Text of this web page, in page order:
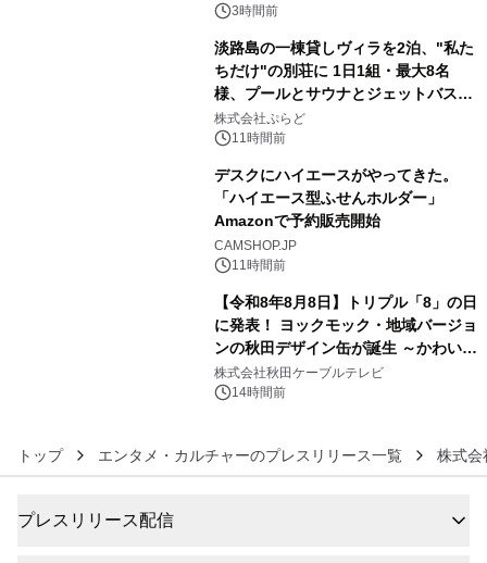
3時間前
淡路島の一棟貸しヴィラを2泊、"私た
ちだけ"の別荘に 1日1組・最大8名
様、プールとサウナとジェットバス付
きで Villa Mon Temps AWAJIの連泊
素泊りプラン
株式会社ぷらど
11時間前
デスクにハイエースがやってきた。
「ハイエース型ふせんホルダー」
Amazonで予約販売開始
CAMSHOP.JP
11時間前
【令和8年8月8日】トリプル「8」の日
に発表！ ヨックモック・地域バージョ
ンの秋田デザイン缶が誕生 ～かわいい
秋田犬の子犬と秋田の四季と名所を巡
るパッケージ～ 9月1日(火)秋田県内で
株式会社秋田ケーブルテレビ
14時間前
トップ エンタメ・カルチャーのプレスリリース一覧 株式会
プレスリリース配信